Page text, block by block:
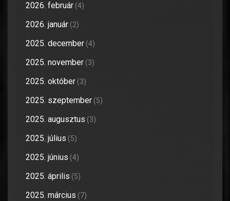
2026. február (4)
2026. január (2)
2025. december (4)
2025. november (3)
2025. október (3)
2025. szeptember (5)
2025. augusztus (3)
2025. július (5)
2025. június (4)
2025. április (5)
2025. március (7)